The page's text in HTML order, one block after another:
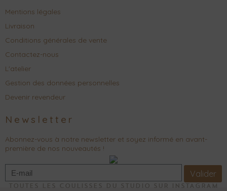
Mentions légales
Livraison
Conditions générales de vente
Contactez-nous
L'atelier
Gestion des données personnelles
Devenir revendeur
Newsletter
Abonnez-vous à notre newsletter et soyez informé en avant-
première de nos nouveautés !
Valider
TOUTES LES COULISSES DU STUDIO SUR INSTAGRAM